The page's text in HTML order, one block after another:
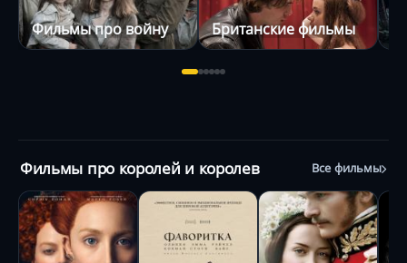
Фильмы про войну Британские фильмы
Фильмы про королей и королев Все фильмы